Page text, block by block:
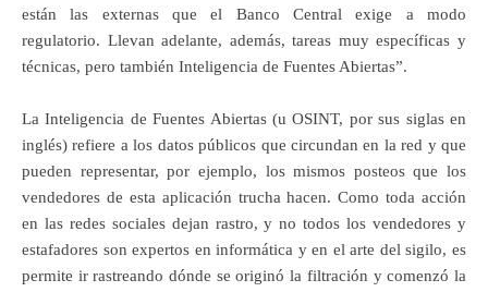
están las externas que el Banco Central exige a modo
regulatorio. Llevan adelante, además, tareas muy específicas y
técnicas, pero también Inteligencia de Fuentes Abiertas”.
La Inteligencia de Fuentes Abiertas (u OSINT, por sus siglas en
inglés) refiere a los datos públicos que circundan en la red y que
pueden representar, por ejemplo, los mismos posteos que los
vendedores de esta aplicación trucha hacen. Como toda acción
en las redes sociales dejan rastro, y no todos los vendedores y
estafadores son expertos en informática y en el arte del sigilo, es
permite ir rastreando dónde se originó la filtración y comenzó la